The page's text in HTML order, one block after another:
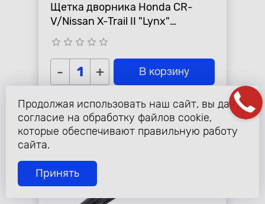
Щетка дворника Honda CR-
V/Nissan X-Trail II "Lynx"
задняя=3397011433
star_border star_border star_border star_border star_border
- + В корзину
Продолжая использовать наш сайт, вы даете
согласие на обработку файлов cookie,
которые обеспечивают правильную работу
сайта.